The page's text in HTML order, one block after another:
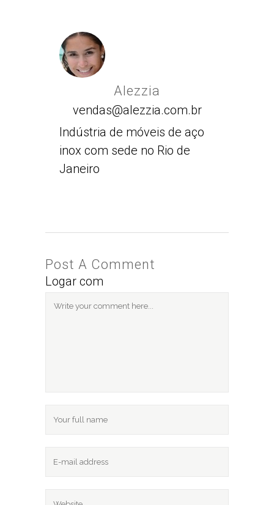
Alezzia
vendas@alezzia.com.br
Indústria de móveis de aço
inox com sede no Rio de
Janeiro
Post A Comment
Logar com